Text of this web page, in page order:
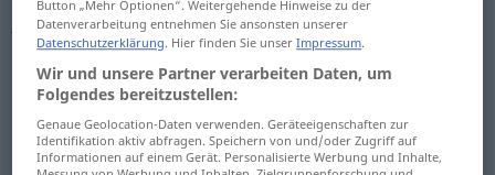
jungeFrauf ragazza
(feste)Freundinf ragazza
Beispiele
Button „Mehr Optionen“. Weitergehende Hinweise zu der
Datenverarbeitung entnehmen Sie ansonsten unserer
Datenschutzerklärung. Hier finden Sie unserImpressum.
Wir und unsere Partner verarbeiten Daten, um
Folgendes bereitzustellen:
Genaue Geolocation-Daten verwenden. Geräteeigenschaften zur
Identifikation aktiv abfragen. Speichern von und/oder Zugriff auf
Informationen auf einem Gerät. Personalisierte Werbung und Inhalte,